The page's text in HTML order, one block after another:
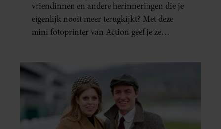
vriendinnen en andere herinneringen die je
eigenlijk nooit meer terugkijkt? Met deze
mini fotoprinter van Action geef je ze
al in handen.